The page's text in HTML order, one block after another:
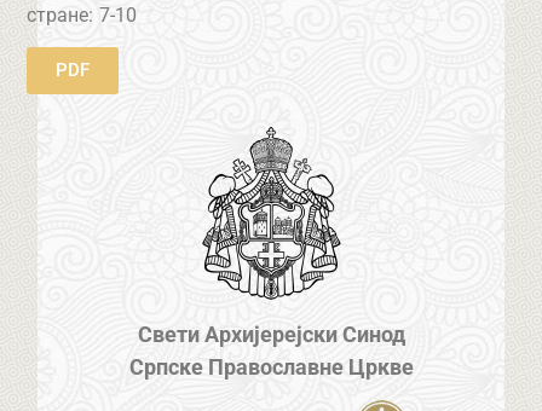
стране: 7-10
PDF
Свети Архијерејски Синод
Српске Православне Цркве